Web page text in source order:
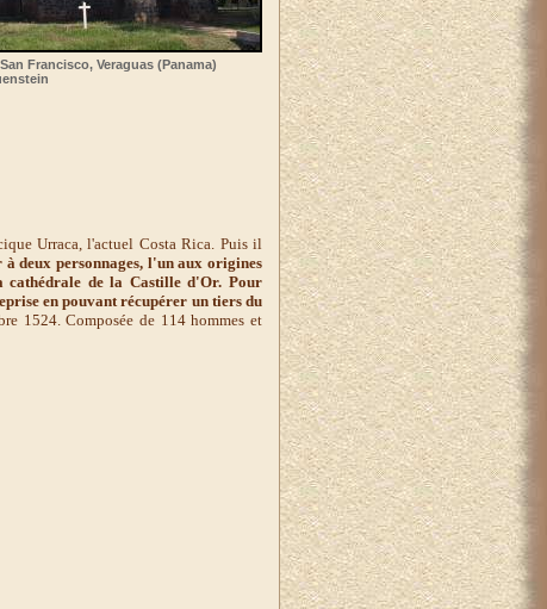
Francisco, Veraguas (Panama)
Urraca, l'actuel Costa Rica. Puis il
à deux personnages, l'un aux origines
cathédrale de la Castille d'Or. Pour
en pouvant récupérer un tiers du
1524. Composée de 114 hommes et